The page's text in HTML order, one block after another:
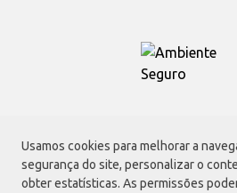
Usamos cookies para melhorar a
segurança do site, personalizar o
obter estatísticas. As permissões
Atacadão S.A.
Avenida Morvan Dias de Figueiredo, 6169,
02170-901 | CNPJ: